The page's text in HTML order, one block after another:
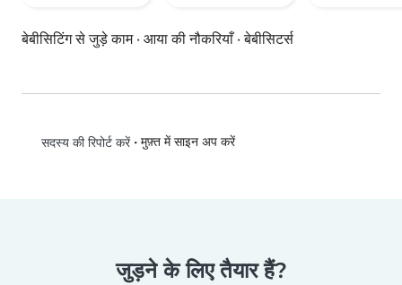
बेबीसिटिंग से जुड़े काम · आया की नौकरियाँ ·बेबीसिटर्स
सदस्य की रिपोर्ट करें• मुफ़्त में साइन अप करें
जुड़ने के लिए तैयार हैं?